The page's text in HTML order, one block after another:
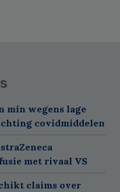
min wegens lage
covidmiddelen
met rivaal VS
claims over